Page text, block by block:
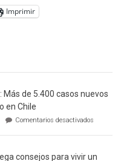
Imprimir
Más de 5.400 casos nuevos
en Chile
Comentarios desactivados
de
Más
consejos para vivir un